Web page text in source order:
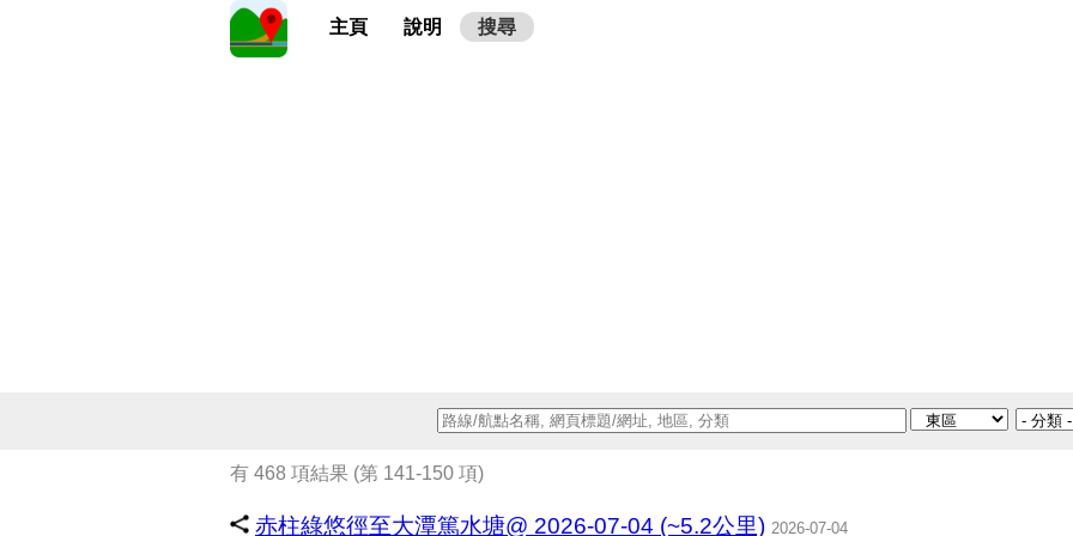
主頁 說明 搜尋
有 468 項結果 (第 141-150 項)
赤柱綠悠徑至大潭篤水塘@ 2026-07-04 (~5.2公里) 2026-07-04